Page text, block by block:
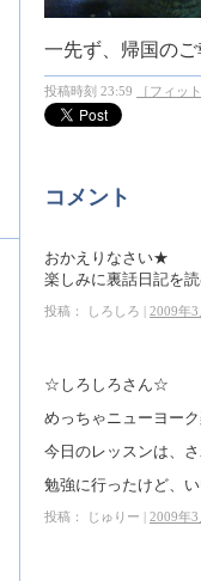
一先ず、帰国のご
投稿時刻 23:59 ［フィッ
コメント
おかえりなさい★
楽しみに裏話日記を
投稿： しろしろ | 2009年
☆しろしろさん☆
めっちゃニューヨー
今日のレッスンは、
勉強に行ったけど、
投稿： じゅりー | 2009年